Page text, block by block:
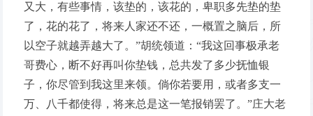
又大，有些事情，该垫的，该花的，卑职多先垫的垫
了，花的花了，将来人家还不还，一概置之脑后，所
以空子就越弄越大了。”胡统领道：“我这回事极承老
哥费心，断不好再叫你垫钱，总共发了多少抚恤银
子，你尽管到我这里来领。倘你若要用，或者多支一
万、八千都使得，将来总是这一笔报销罢了。”庄大老